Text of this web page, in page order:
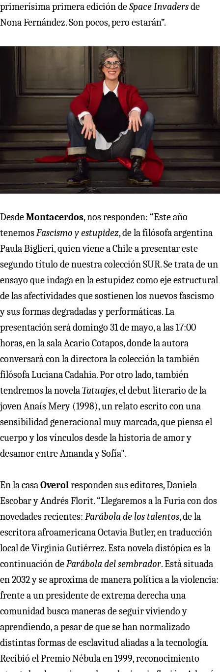
primerísima primera edición deSpace Invadersde
Nona Fernández. Son pocos, pero estarán”.
DesdeMontacerdos, nos responden: “Este año
tenemosFascismo y estupidez, de la filósofa argentina
Paula Biglieri, quien viene a Chile a presentar este
segundo título de nuestra colección SUR. Se trata de un
ensayo que indaga en la estupidez como eje estructural
de las afectividades que sostienen los nuevos fascismo
y sus formas degradadas y performáticas. La
presentación será domingo 31 de mayo, a las 17:00
horas, en la sala Acario Cotapos, donde la autora
conversará con la directora la colección la también
filósofa Luciana Cadahia. Por otro lado, también
tendremos la novelaTatuajes, el debut literario de la
joven Anaís Mery (1998), un relato escrito con una
sensibilidad generacional muy marcada, que piensa el
cuerpo y los vínculos desde la historia de amor y
desamor entre Amanda y Sofía".
En la casaOverolresponden sus editores, Daniela
Escobar y Andrés Florit. “Llegaremos a la Furia con dos
novedades recientes: Parábola de los talentos, de la
escritora afroamericana Octavia Butler, en traducción
local de Virginia Gutiérrez. Esta novela distópica es la
continuación deParábola del sembrador. Está situada
en 2032 y se aproxima de manera política a la violencia:
frente a un presidente de extrema derecha una
comunidad busca maneras de seguir viviendo y
aprendiendo, a pesar de que se han normalizado
distintas formas de esclavitud aliadas a la tecnología.
Recibió el Premio Nébula en 1999, reconocimiento